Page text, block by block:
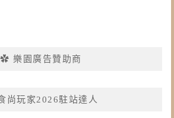
✿ 樂園廣告贊助商
尚玩家2026駐站達人